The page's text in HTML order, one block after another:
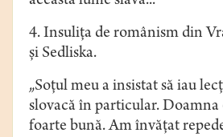
4. Insuliţa de românism din
şi Sedliska.
„Soţul meu a insistat să iau
slovacă în particular. Doamna
foarte bună. Am învăţat